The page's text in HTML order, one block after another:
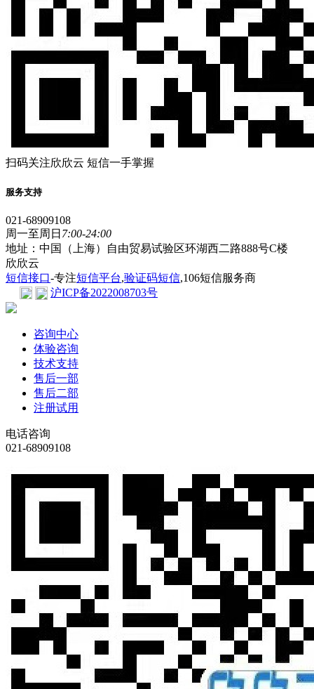
扫码关注欣欣云 短信一手掌握
服务支持
021-68909108
周一至周日 7:00-24:00
地址：中国（上海）自由贸易试验区环湖西二路888号C楼
欣欣云
短信接口-专注短信平台,验证码短信,106短信服务商
沪ICP备2022008703号
咨询中心
体验咨询
技术支持
售后一部
售后二部
注册试用
电话咨询
021-68909108